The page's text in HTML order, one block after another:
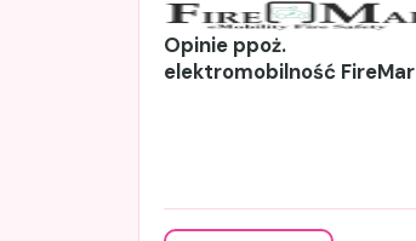
Opinie ppoż.
elektromobilność FireMar